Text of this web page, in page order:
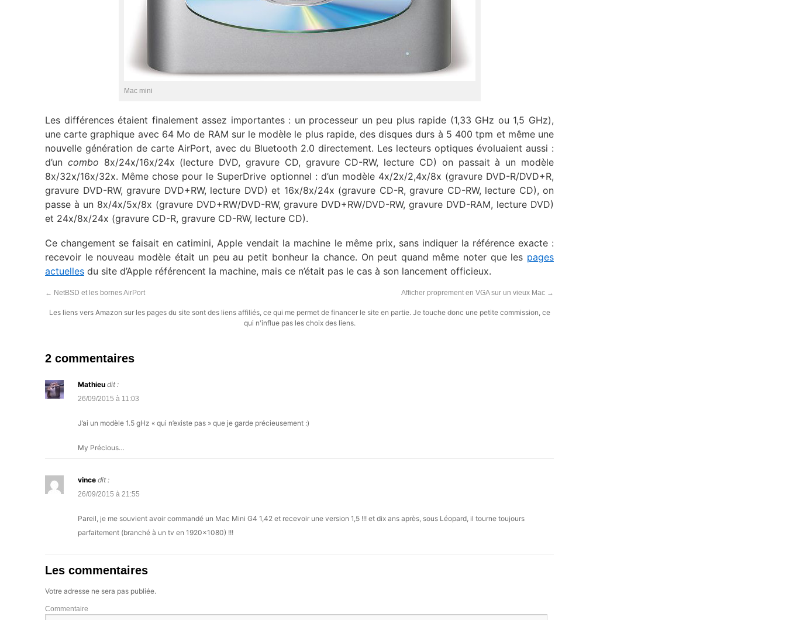
Mac mini
Les différences étaient finalement assez importantes : un processeur un peu plus rapide (1,33 GHz ou 1,5 GHz),
une carte graphique avec 64 Mo de RAM sur le modèle le plus rapide, des disques durs à 5 400 tpm et même une
nouvelle génération de carte AirPort, avec du Bluetooth 2.0 directement. Les lecteurs optiques évoluaient aussi :
d’un combo 8x/24x/16x/24x (lecture DVD, gravure CD, gravure CD-RW, lecture CD) on passait à un modèle
8x/32x/16x/32x. Même chose pour le SuperDrive optionnel : d’un modèle 4x/2x/2,4x/8x (gravure DVD-R/DVD+R,
gravure DVD-RW, gravure DVD+RW, lecture DVD) et 16x/8x/24x (gravure CD-R, gravure CD-RW, lecture CD), on
passe à un 8x/4x/5x/8x (gravure DVD+RW/DVD-RW, gravure DVD+RW/DVD-RW, gravure DVD-RAM, lecture DVD)
et 24x/8x/24x (gravure CD-R, gravure CD-RW, lecture CD).
Ce changement se faisait en catimini, Apple vendait la machine le même prix, sans indiquer la référence exacte :
recevoir le nouveau modèle était un peu au petit bonheur la chance. On peut quand même noter que les pages
actuelles du site d’Apple référencent la machine, mais ce n’était pas le cas à son lancement officieux.
← NetBSD et les bornes AirPort Afficher proprement en VGA sur un vieux Mac →
Les liens vers Amazon sur les pages du site sont des liens affiliés, ce qui me permet de financer le site en partie. Je touche donc une petite commission, ce
qui n'influe pas les choix des liens.
2 commentaires
Mathieu dit :
26/09/2015 à 11:03
J’ai un modèle 1.5 gHz « qui n’existe pas » que je garde précieusement :)
My Précious…
vince dit :
26/09/2015 à 21:55
Pareil, je me souvient avoir commandé un Mac Mini G4 1,42 et recevoir une version 1,5 !!! et dix ans après, sous Léopard, il tourne toujours
parfaitement (branché à un tv en 1920×1080) !!!
Les commentaires
Votre adresse ne sera pas publiée.
Commentaire